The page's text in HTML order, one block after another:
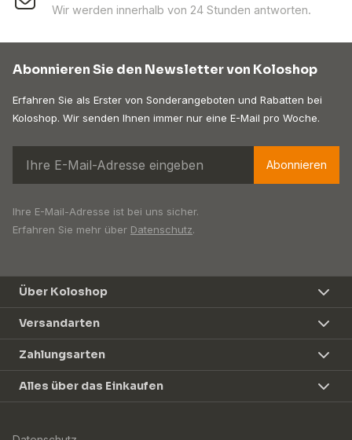
Wir werden innerhalb von 24 Stunden antworten.
Abonnieren Sie den Newsletter von Koloshop
Erfahren Sie als Erster von Sonderangeboten und Rabatten bei
Koloshop. Wir senden Ihnen immer nur eine E-Mail pro Woche.
Abonnieren
Ihre E-Mail-Adresse ist bei uns sicher.
Erfahren Sie mehr über Datenschutz.
Über Koloshop
Versandarten
Zahlungsarten
Alles über das Einkaufen